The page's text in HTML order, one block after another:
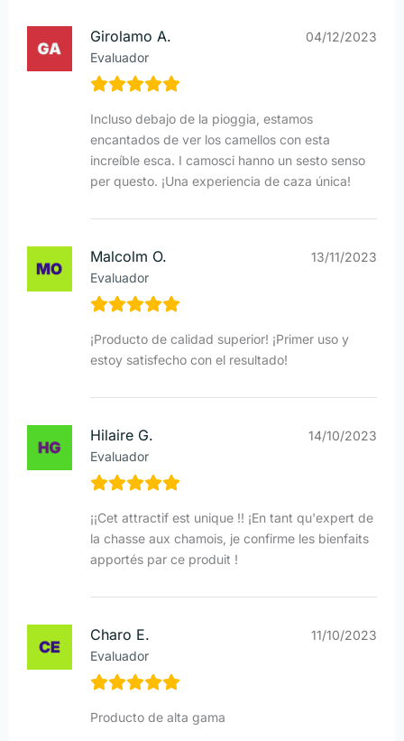
Girolamo A.
Evaluador
04/12/2023
Incluso debajo de la pioggia, estamos
encantados de ver los camellos con esta
increíble esca. I camosci hanno un sesto senso
per questo. ¡Una experiencia de caza única!
Malcolm O.
Evaluador
13/11/2023
¡Producto de calidad superior! ¡Primer uso y
estoy satisfecho con el resultado!
Hilaire G.
Evaluador
14/10/2023
¡¡Cet attractif est unique !! ¡En tant qu'expert de
la chasse aux chamois, je confirme les bienfaits
apportés par ce produit !
Charo E.
Evaluador
11/10/2023
Producto de alta gama